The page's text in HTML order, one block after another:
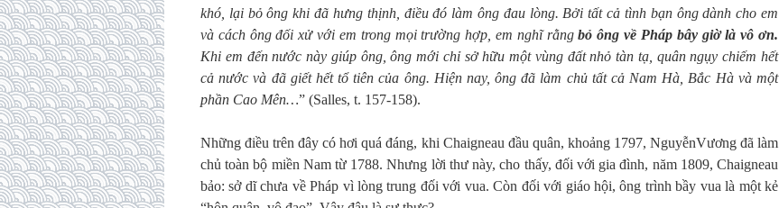
khó, lại bỏ ông khi đã hưng thịnh, điều đó làm ông đau lòng. Bởi tất cả tình bạn ông dành cho em
và cách ông đối xử với em trong mọi trường hợp, em nghĩ rằngbỏ ông về Pháp bây giờ là vô ơn.
Khi em đến nước này giúp ông, ông mới chỉ sở hữu một vùng đất nhỏ tàn tạ, quân ngụy chiếm hết
cả nước và đã giết hết tổ tiên của ông. Hiện nay, ông đã làm chủ tất cả Nam Hà, Bắc Hà và một
phần Cao Mên…” (Salles, t. 157-158).
Những điều trên đây có hơi quá đáng, khi Chaigneau đầu quân, khoảng 1797, NguyễnVương đã làm
chủ toàn bộ miền Nam từ 1788. Nhưng lời thư này, cho thấy, đối với gia đình, năm 1809, Chaigneau
bảo: sở dĩ chưa về Pháp vì lòng trung đối với vua. Còn đối với giáo hội, ông trình bầy vua là một kẻ